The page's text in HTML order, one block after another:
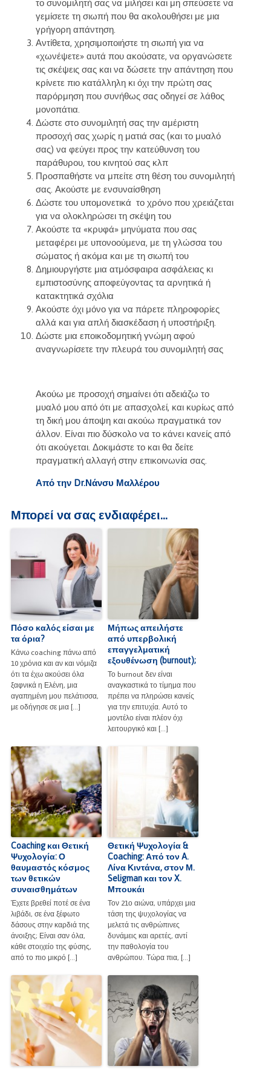
το συνομιλητή σας να μιλήσει και μη σπεύσετε να
γεμίσετε τη σιωπή που θα ακολουθήσει με μια
γρήγορη απάντηση.
Αντίθετα, χρησιμοποιήστε τη σιωπή για να
«χωνέψετε» αυτά που ακούσατε, να οργανώσετε
τις σκέψεις σας και να δώσετε την απάντηση που
κρίνετε πιο κατάλληλη κι όχι την πρώτη σας
παρόρμηση που συνήθως σας οδηγεί σε λάθος
μονοπάτια.
Δώστε στο συνομιλητή σας την αμέριστη
προσοχή σας χωρίς η ματιά σας (και το μυαλό
σας) να φεύγει προς την κατεύθυνση του
παράθυρου, του κινητού σας κλπ
Προσπαθήστε να μπείτε στη θέση του συνομιλητή
σας. Ακούστε με ενσυναίσθηση
Δώστε του υπομονετικά το χρόνο που χρειάζεται
για να ολοκληρώσει τη σκέψη του
Ακούστε τα «κρυφά» μηνύματα που σας
μεταφέρει με υπονοούμενα, με τη γλώσσα του
σώματος ή ακόμα και με τη σιωπή του
Δημιουργήστε μια ατμόσφαιρα ασφάλειας κι
εμπιστοσύνης αποφεύγοντας τα αρνητικά ή
κατακτητικά σχόλια
Ακούστε όχι μόνο για να πάρετε πληροφορίες
αλλά και για απλή διασκέδαση ή υποστήριξη.
Δώστε μια εποικοδομητική γνώμη αφού
αναγνωρίσετε την πλευρά του συνομιλητή σας
Ακούω με προσοχή σημαίνει ότι αδειάζω το
μυαλό μου από ότι με απασχολεί, και κυρίως από
τη δική μου άποψη και ακούω πραγματικά τον
άλλον. Είναι πιο δύσκολο να το κάνει κανείς από
ότι ακούγεται. Δοκιμάστε το και θα δείτε
πραγματική αλλαγή στην επικοινωνία σας.
Από την Dr.Νάνσυ Μαλλέρου
Μπορεί να σας ενδιαφέρει...
Πόσο καλός είσαι με
τα όρια?
Κάνω coaching πάνω από
10 χρόνια και αν και νόμιζα
ότι τα έχω ακούσει όλα
ξαφνικά η Ελένη, μια
αγαπημένη μου πελάτισσα,
με οδήγησε σε μια […]
Μήπως απειλήστε
από υπερβολική
επαγγελματική
εξουθένωση (burnout);
Το burnout δεν είναι
αναγκαστικά το τίμημα που
πρέπει να πληρώσει κανείς
για την επιτυχία. Αυτό το
μοντέλο είναι πλέον όχι
λειτουργικό και […]
Coaching και Θετική
Ψυχολογία: Ο
θαυμαστός κόσμος
των θετικών
συναισθημάτων
Έχετε βρεθεί ποτέ σε ένα
λιβάδι, σε ένα ξέφωτο
δάσους στην καρδιά της
άνοιξης; Είναι σαν όλα,
κάθε στοιχείο της φύσης,
από το πιο μικρό […]
Θετική Ψυχολογία &
Coaching: Από τον A.
Λίνα Κιντάνα, στον Μ.
Seligman και τον X.
Μπουκάι
Τον 21ο αιώνα, υπάρχει μια
τάση της ψυχολογίας να
μελετά τις ανθρώπινες
δυνάμεις και αρετές, αντί
την παθολογία του
ανθρώπου. Τώρα πια, […]